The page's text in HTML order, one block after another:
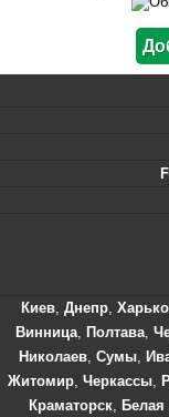
Киев, Днепр,
Винница, Полтава,
Николаев, Сумы,
Житомир, Черкассы,
Краматорск,